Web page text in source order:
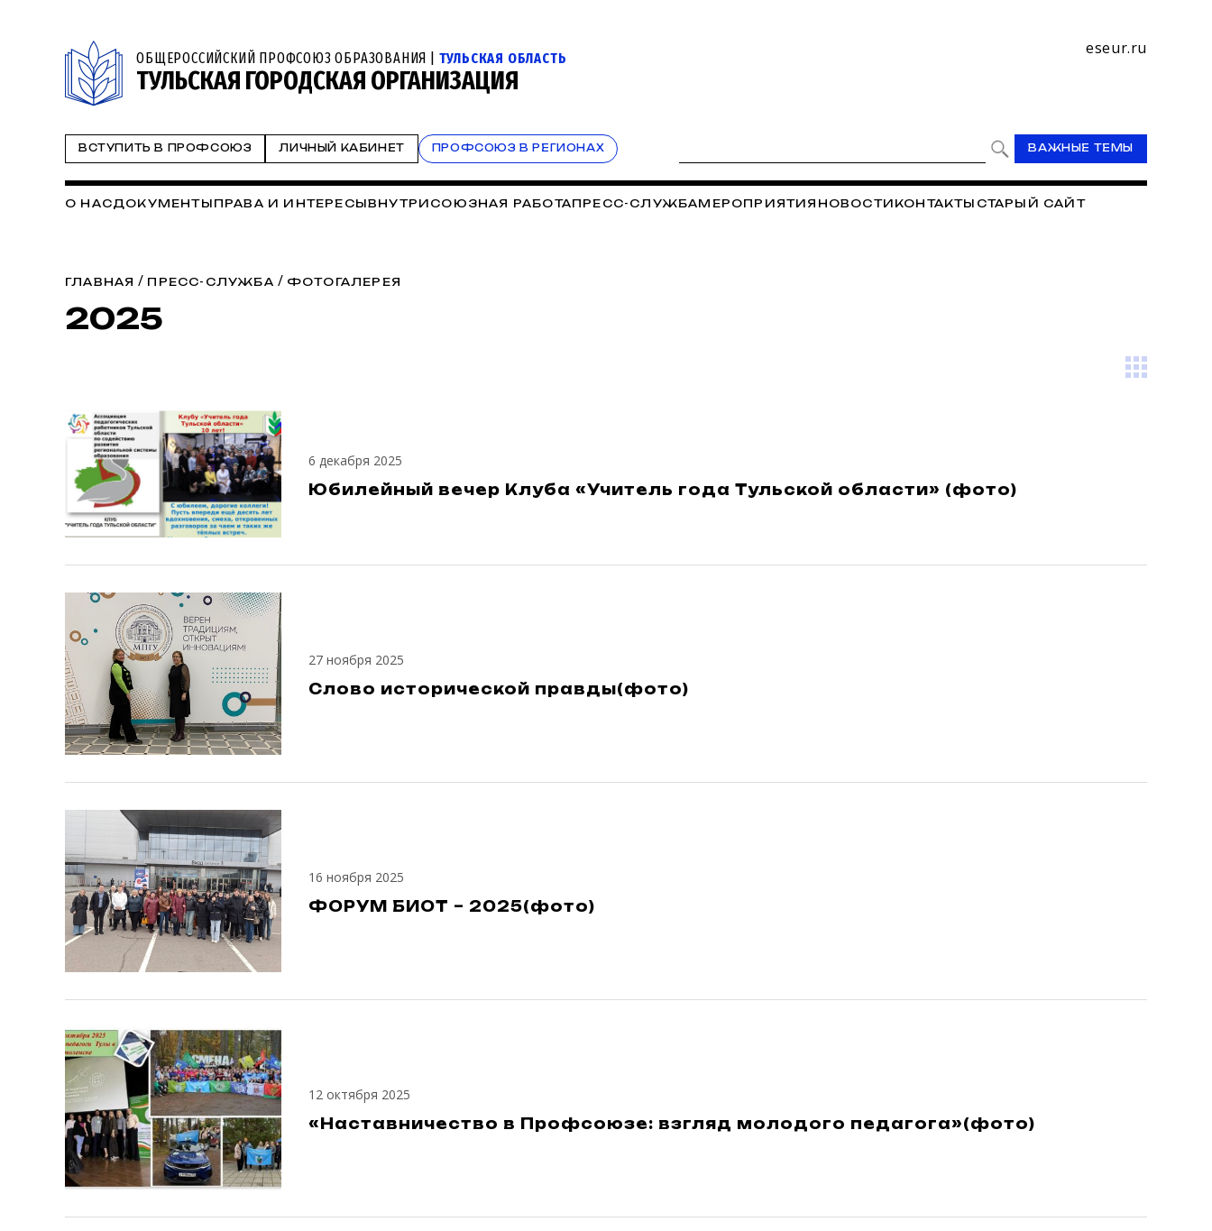
ОБЩЕРОССИЙСКИЙ ПРОФСОЮЗ ОБРАЗОВАНИЯ | ТУЛЬСКАЯ ОБЛАСТЬ
ТУЛЬСКАЯ ГОРОДСКАЯ ОРГАНИЗАЦИЯ
eseur.ru
ВСТУПИТЬ В ПРОФСОЮЗ ЛИЧНЫЙ КАБИНЕТ ПРОФСОЮЗ В РЕГИОНАХ ВАЖНЫЕ ТЕМЫ
О НАСДОКУМЕНТЫ ПРАВА И ИНТЕРЕСЫВНУТРИСОЮЗНАЯ РАБОТАПРЕСС-СЛУЖБАМЕРОПРИЯТИЯ НОВОСТИ КОНТАКТЫ СТАРЫЙ САЙТ
ГЛАВНАЯ / ПРЕСС-СЛУЖБА / ФОТОГАЛЕРЕЯ
2025
6 декабря 2025
Юбилейный вечер Клуба «Учитель года Тульской области» (фото)
27 ноября 2025
Слово исторической правды(фото)
16 ноября 2025
ФОРУМ БИОТ – 2025(фото)
12 октября 2025
«Наставничество в Профсоюзе: взгляд молодого педагога»(фото)